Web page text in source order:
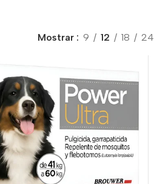
Mostrar 9 12 18 24